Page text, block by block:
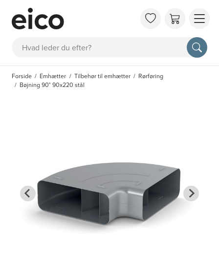
Søg
OM
FAQ
Forside Emhætter Tilbehør til emhætter
Rørføring
Bøjning 90° 90x220 stål